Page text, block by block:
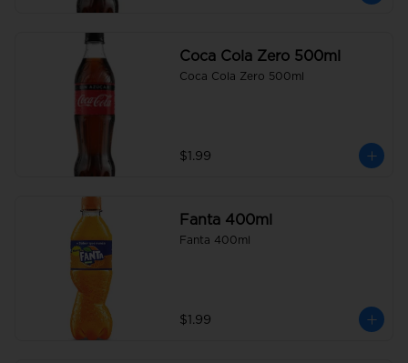
Coca Cola Zero 500ml
Coca Cola Zero 500ml
$1.99
Fanta 400ml
Fanta 400ml
$1.99